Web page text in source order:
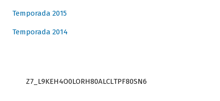
Temporada 2015
Temporada 2014
Z7_L9KEH4O0LORH80ALCLTPF80SN6